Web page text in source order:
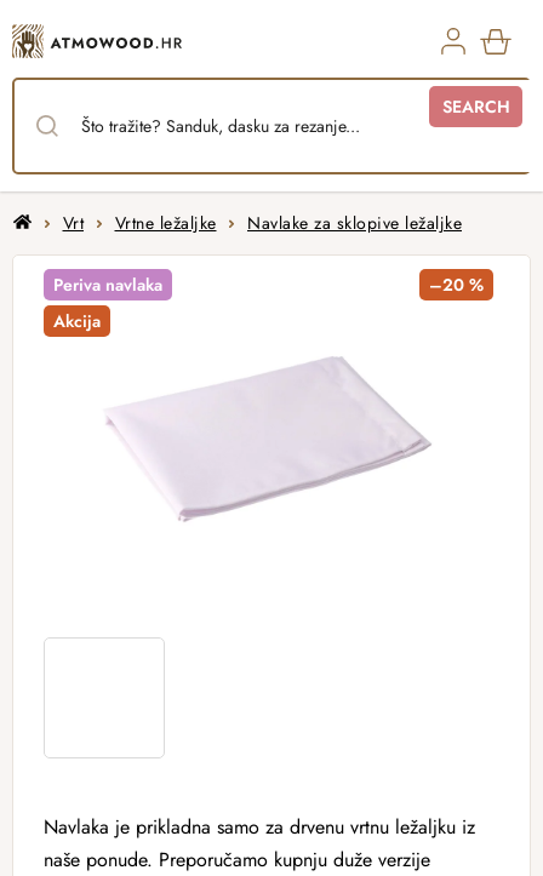
to
content
SEARCH
Home
Vrt Vrtne ležaljke Navlake za sklopive ležaljke
Navlaka je prikladna samo za drvenu vrtnu ležaljku iz
naše ponude. Preporučamo kupnju duže verzije
Periva navlaka
Akcija
–20 %